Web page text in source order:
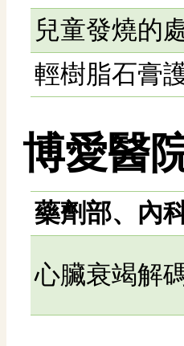
兒童發燒的
輕樹脂石膏
博愛醫
藥劑部、內
心臟衰竭解